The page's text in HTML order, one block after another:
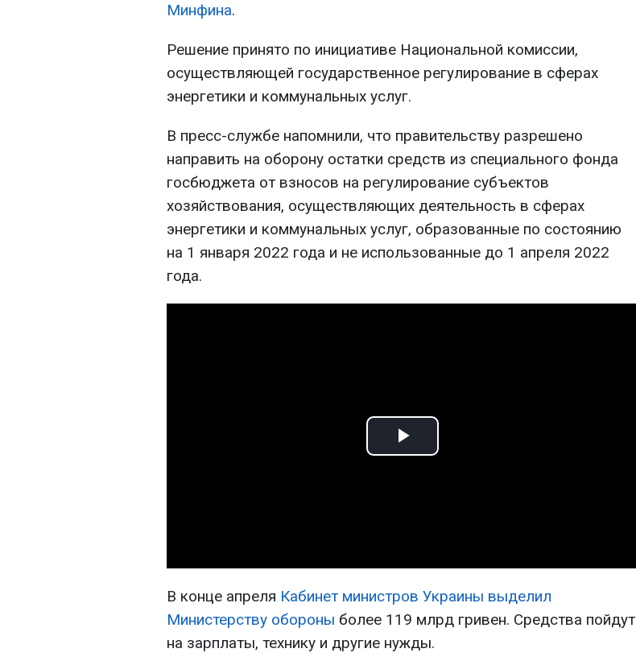
Минфина.
Решение принято по инициативе Национальной комиссии,
осуществляющей государственное регулирование в сферах
энергетики и коммунальных услуг.
В пресс-службе напомнили, что правительству разрешено
направить на оборону остатки средств из специального фонда
госбюджета от взносов на регулирование субъектов
хозяйствования, осуществляющих деятельность в сферах
энергетики и коммунальных услуг, образованные по состоянию
на 1 января 2022 года и не использованные до 1 апреля 2022
года.
Play
В конце апреля Кабинет министров Украины выделил
Министерству обороны более 119 млрд гривен. Средства пойдут
на зарплаты, технику и другие нужды.